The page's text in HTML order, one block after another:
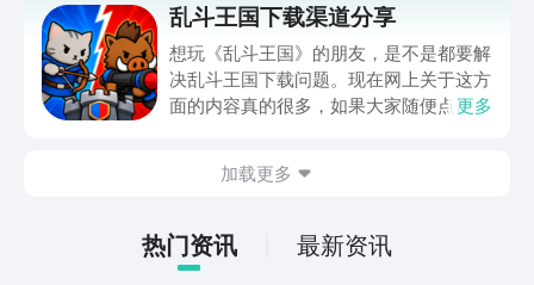
入到这个满是僵尸的世界努力求生，想玩
的可千万别错过，赶快来看一看吧。
乱斗王国下载渠道分享
想玩《乱斗王国》的朋友，是不是都要解
决乱斗王国下载问题。现在网上关于这方
面的内容真的很多，如果大家随便点击陌
app进行下载会更加方便，九游是手游福
游戏资源，还能及时查看后续的消息、活
动内容等相关信息。
更多
加载更多
热门资讯 最新资讯